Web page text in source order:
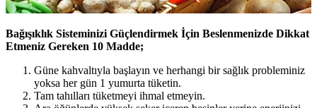
Bağışıklık Sisteminizi Güçlendirmek İçin Beslenmenizde Dikkat
Etmeniz Gereken 10 Madde;
Güne kahvaltıyla başlayın ve herhangi bir sağlık probleminiz
yoksa her gün 1 yumurta tüketin.
Tam tahılları tüketmeyi ihmal etmeyin.